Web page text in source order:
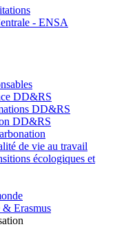
- ENSA
DD&RS
DD&RS
DD&RS
de vie au travail
écologiques et
& Erasmus